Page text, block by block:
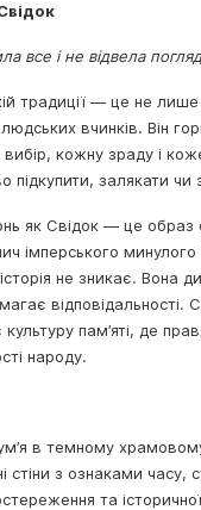
все і не відвела
традиції — це не
людських вчинків. Він
кожну зраду і
підкупити, залякати чи
як Свідок — це образ
імперського минулого
не зникає. Вона
пам’яті, де
народу.
в темному
стіни з ознаками часу,
та історичної